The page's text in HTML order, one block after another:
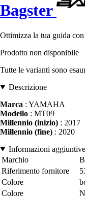
Bagster
Ottimizza la tua guida
Prodotto non disponibile
Tutte le varianti sono
Descrizione
Marca : YAMAHA
Modello : MT09
Millennio (inizio) : 2017
Millennio (fine) : 2020
Informazioni aggiuntive
Marchio
Riferimento fornitore
Colore
Colore